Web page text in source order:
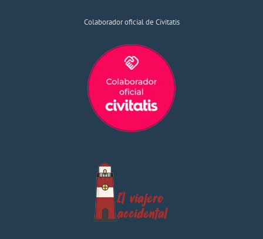
Colaborador oficial de Civitatis